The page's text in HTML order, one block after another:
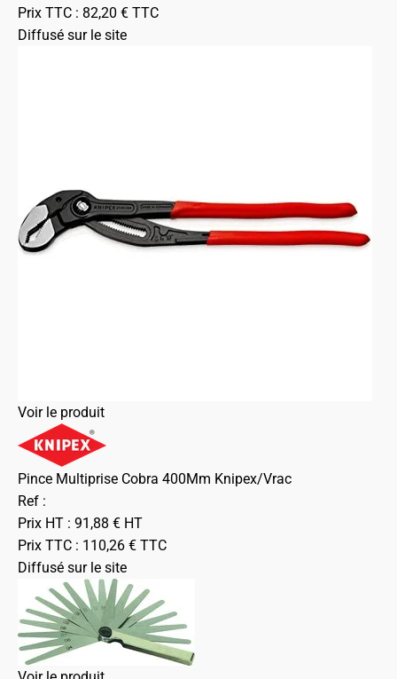
Prix TTC : 82,20 € TTC
Diffusé sur le site
Voir le produit
Pince Multiprise Cobra 400Mm Knipex/Vrac
Ref :
Prix HT : 91,88 € HT
Prix TTC : 110,26 € TTC
Diffusé sur le site